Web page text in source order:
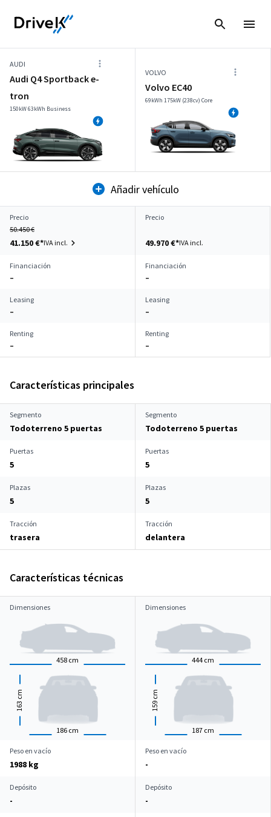
AUDI
Audi Q4 Sportback e-
tron
150kW 63kWh Business
VOLVO
Volvo EC40
69kWh 175kW (238cv) Core
Añadir vehículo
Precio
50.450 €
41.150 €*IVA incl.
Precio
49.970 €*IVA incl.
Financiación
–
Financiación
–
Leasing
–
Leasing
–
Renting
–
Renting
–
Características principales
Segmento
Todoterreno 5 puertas
Segmento
Todoterreno 5 puertas
Puertas
5
Puertas
5
Plazas
5
Plazas
5
Tracción
trasera
Tracción
delantera
Características técnicas
Dimensiones
458 cm
186 cm
163
cm
Dimensiones
444 cm
187 cm
159
cm
Peso en vacío
1988 kg
Peso en vacío
-
Depósito
-
Depósito
-